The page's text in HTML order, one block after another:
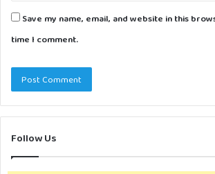
Save my name, email, and website in this
time I comment.
Follow Us